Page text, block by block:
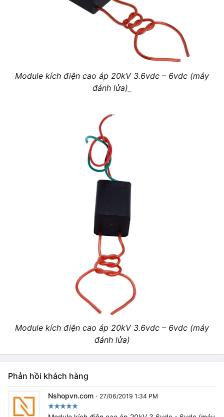
Module kích điện cao áp 20kV 3.6vdc – 6vdc (máy
đánh lửa)_
Module kích điện cao áp 20kV 3.6vdc – 6vdc (máy
đánh lửa)
Phản hồi khách hàng
Nshopvn.com · 27/06/2019 1:34 PM